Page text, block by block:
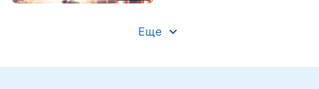
Те, кто не принимают Его слова, или не
Еще